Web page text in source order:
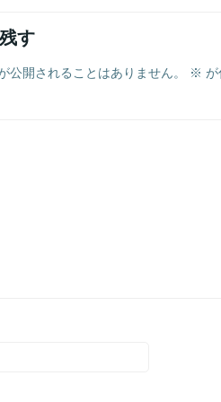
す
公開されることはありません。 ※